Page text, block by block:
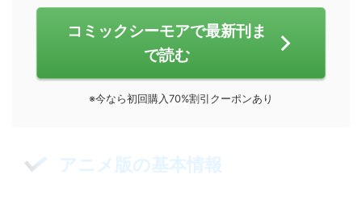
コミックシーモアで最新刊ま
で読む
※今なら初回購入70%割引クーポンあり
アニメ版の基本情報